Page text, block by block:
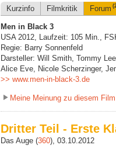
Kurzinfo Filmkritik Forum
Men in Black 3
USA 2012, Laufzeit: 105 Min.,
Regie: Barry Sonnenfeld
Darsteller: Will Smith, Tommy
Alice Eve, Nicole Scherzinger,
>> www.men-in-black-3.de
Meine Meinung zu diesem Film
Dritter Teil - Erste
Das Auge (360), 03.10.2012